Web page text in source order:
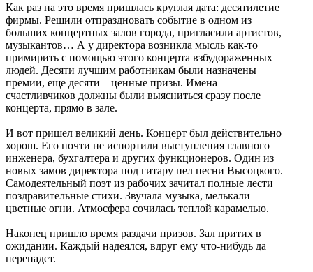
Как раз на это время пришлась круглая дата: десятилетие
фирмы. Решили отпраздновать событие в одном из
больших концертных залов города, пригласили артистов,
музыкантов… А у директора возникла мысль как-то
примирить с помощью этого концерта взбудораженных
людей. Десяти лучшим работникам были назначены
премии, еще десяти – ценные призы. Имена
счастливчиков должны были выясниться сразу после
концерта, прямо в зале.
И вот пришел великий день. Концерт был действительно
хорош. Его почти не испортили выступления главного
инженера, бухгалтера и других функционеров. Один из
новых замов директора под гитару пел песни Высоцкого.
Самодеятельный поэт из рабочих зачитал полные лести
поздравительные стихи. Звучала музыка, мелькали
цветные огни. Атмосфера сочилась теплой карамелью.
Наконец пришло время раздачи призов. Зал притих в
ожидании. Каждый надеялся, вдруг ему что-нибудь да
перепадет.